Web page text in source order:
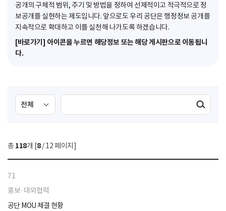
공개의 구체적 범위, 주기 및 방법을 정하여 선제적이고 적극적으로 정
보공개를 실현하는 제도입니다. 앞으로도 우리 공단은 행정정보 공개를
지속적으로 확대하고 이를 실천해 나가도록 하겠습니다.
[바로가기] 아이콘을 누르면 해당정보 또는 해당 게시판으로 이동됩니
다.
검
색
선
택
색
검색실행
총 118개 [8/ 12 페이지]
71
홍보·대외협력
공단 MOU 체결 현황